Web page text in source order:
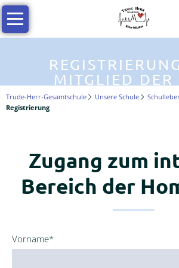
MITGLIED DER
Navigation
überspringen
Profil
sich
vor
uns
Trailer
-
im
Film
Trude-Herr-Gesamtschule Unsere Schule
Registrierung
Zugang zum
Bereich der
Pflichtfeld
Vorname*